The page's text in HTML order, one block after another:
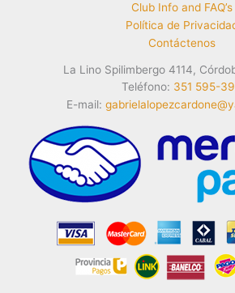
Club Info and FAQ’s
Política de
Contáctenos
La Lino Spilimbergo 4114,
Teléfono: 351 595-
E-mail: